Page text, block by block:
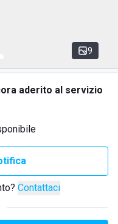
9
aderito al servizio
Contattaci